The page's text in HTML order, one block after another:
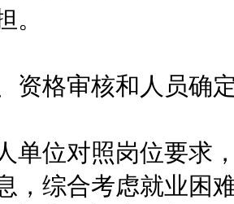
。
格审核和人员确
位对照岗位要求，
，综合考虑就业困